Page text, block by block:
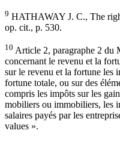
9 HATHAWAY J. C., The
op. cit., p. 530.
10 Article 2, paragraphe 2 du
concernant le revenu et la
sur le revenu et la fortune les
fortune totale, ou sur des
compris les impôts sur les
mobiliers ou immobiliers, les
salaires payés par les
values ».